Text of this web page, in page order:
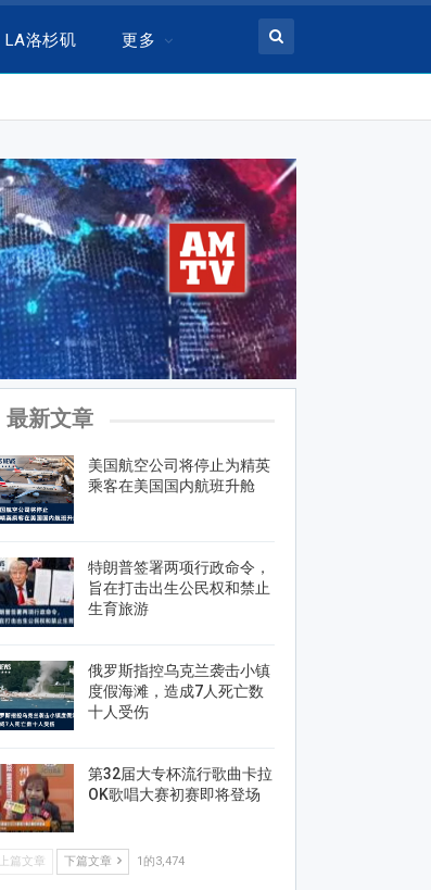
LA洛杉矶 更多
最新文章
美国航空公司将停止为精英
乘客在美国国内航班升舱
特朗普签署两项行政命令，
旨在打击出生公民权和禁止
生育旅游
俄罗斯指控乌克兰袭击小镇
度假海滩，造成7人死亡数
十人受伤
第32届大专杯流行歌曲卡拉
OK歌唱大赛初赛即将登场
上篇文章 下篇文章 1的3,474